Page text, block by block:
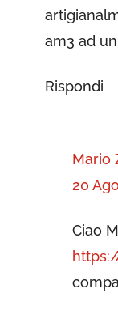
am3 ad
Rispondi
Mario
20
Ciao